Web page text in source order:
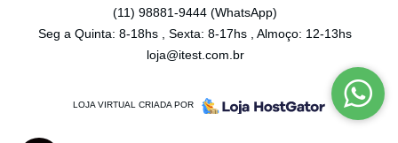
(11) 98881-9444(WhatsApp)
Seg a Quinta: 8-18hs , Sexta: 8-17hs , Almoço: 12-13hs
loja@itest.com.br
LOJA VIRTUAL CRIADA POR